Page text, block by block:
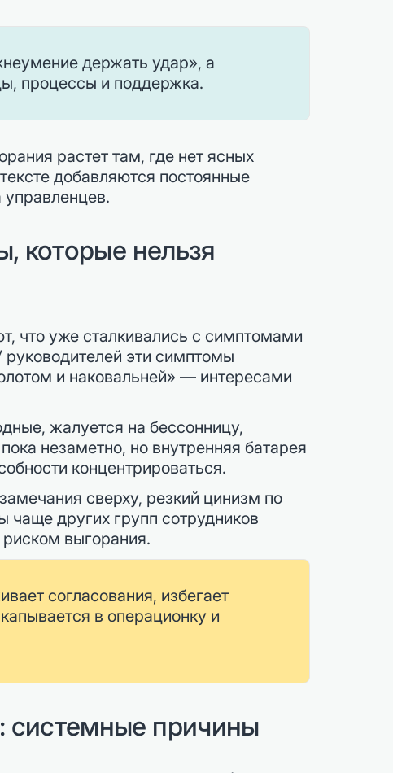
держать удар», а
процессы и поддержка.
растет там, где нет ясных
добавляются постоянные
которые нельзя
что уже сталкивались с симптомами
эти симптомы
и наковальней» — интересами
жалуется на бессонницу,
незаметно, но внутренняя батарея
концентрироваться.
сверху, резкий цинизм по
других групп сотрудников
выгорания.
согласования, избегает
в операционку и
системные причины